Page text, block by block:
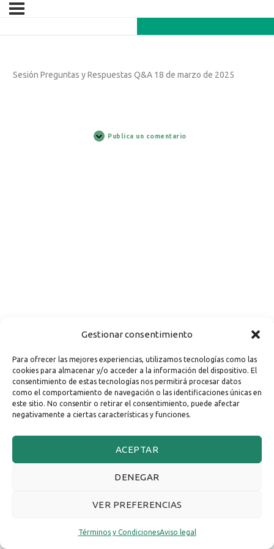
Gestionar consentimiento
Para ofrecer las mejores experiencias, utilizamos tecnologías como las
cookies para almacenar y/o acceder a la información del dispositivo. El
consentimiento de estas tecnologías nos permitirá procesar datos
como el comportamiento de navegación o las identificaciones únicas en
este sitio. No consentir o retirar el consentimiento, puede afectar
negativamente a ciertas características y funciones.
ACEPTAR
DENEGAR
VER PREFERENCIAS
Términos y CondicionesAviso legal
Sesión Preguntas y Respuestas Q&A 18 de marzo de 2025
Publica un comentario